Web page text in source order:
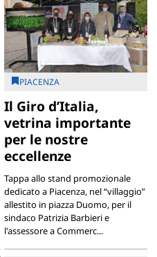
PIACENZA
Il Giro d’Italia,
vetrina importante
per le nostre
eccellenze
Tappa allo stand promozionale
dedicato a Piacenza, nel “villaggio”
allestito in piazza Duomo, per il
sindaco Patrizia Barbieri e
l'assessore a Commerc...